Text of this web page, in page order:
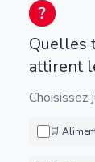
Quelles
attirent
Choisissez
🛒